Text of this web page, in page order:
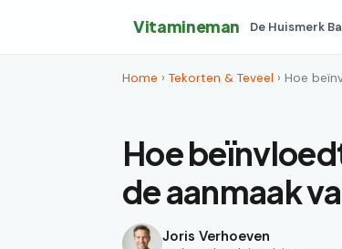
Vitamineman De Huismerk
Home › Tekorten & Teveel › Hoe
Hoe
de aanmaak
Joris Verhoeven